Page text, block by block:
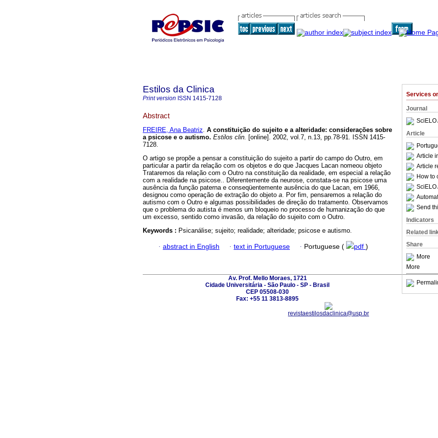
Services
Journal
SciELO
Article
Article
Article
How to
SciELO
Send
Indicators
Related
Share
More
More
Estilos da Clinica
Print version ISSN 1415-7128
Abstract
FREIRE, Ana Beatriz. A constituição do sujeito e a alteridade: considerações sobre
a psicose e o autismo. Estilos clin. [online]. 2002, vol.7, n.13, pp.78-91. ISSN 1415-
7128.
O artigo se propõe a pensar a constituição do sujeito a partir do campo do Outro, em
particular a partir da relação com os objetos e do que Jacques Lacan nomeou objeto
Trataremos da relação com o Outro na constituição da realidade, em especial a relação
com a realidade na psicose.. Diferentemente da neurose, constata-se na psicose uma
ausência da função paterna e conseqüentemente ausência do que Lacan, em 1966,
designou como operação de extração do objeto a. Por fim, pensaremos a relação do
autismo com o Outro e algumas possibilidades de direção do tratamento. Observamos
que o problema do autista é menos um bloqueio no processo de humanização do que
um excesso, sentido como invasão, da relação do sujeito com o Outro.
Keywords : Psicanálise; sujeito; realidade; alteridade; psicose e autismo.
· abstract in English · text in Portuguese · Portuguese ( pdf )
Av. Prof. Mello Moraes, 1721
Cidade Universitária - São Paulo - SP - Brasil
CEP 05508-030
Fax: +55 11 3813-8895
revistaestilosdaclinica@usp.br